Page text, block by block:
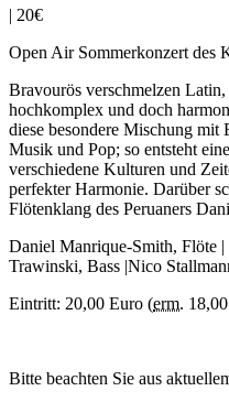
| 20€
Open Air Sommerkonzert des
Bravourös verschmelzen
hochkomplex und doch
diese besondere Mischung mit
Musik und Pop; so entsteht
verschiedene Kulturen und
perfekter Harmonie. Darüber
Flötenklang des Peruaners
Daniel Manrique-Smith, Flöte
Trawinski, Bass |Nico
Eintritt: 20,00 Euro (erm.
Bitte beachten Sie aus